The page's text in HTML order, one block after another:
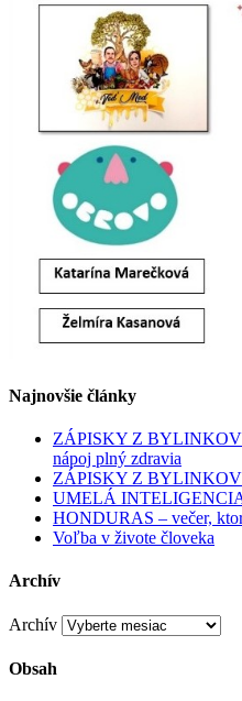
Najnovšie články
ZÁPISKY Z
nápoj plný zdravia
ZÁPISKY Z
UMELÁ INTELIGENCIA
HONDURAS – večer,
Voľba v živote človeka
Archív
Archív
Obsah